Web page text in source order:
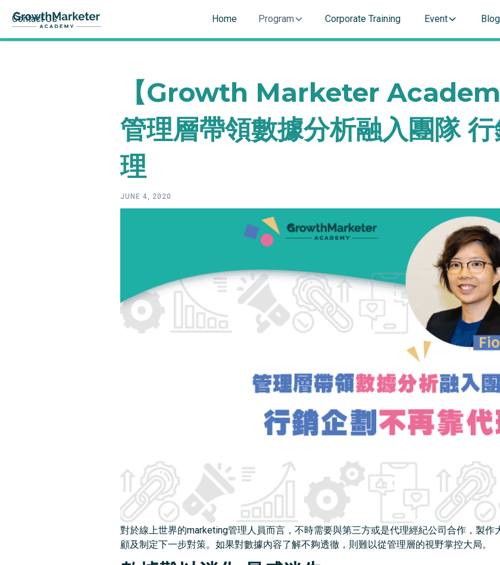
Home Program Corporate Training Event Blog
Contact Us
【Growth Marketer
管理層帶領數據分析融入團隊
理
JUNE 4, 2020
對於線上世界的marketing管理人員而言，不時需要與第三方或是代理經紀公司合作，製
顧及制定下一步對策。如果對數據內容了解不夠透徹，則難以從管理層的視野掌控大局。